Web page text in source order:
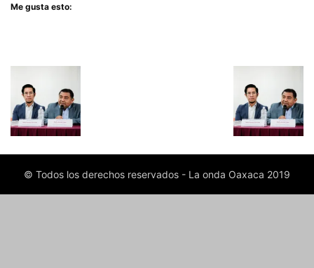
Me gusta esto:
© Todos los derechos reservados - La onda Oaxaca 2019